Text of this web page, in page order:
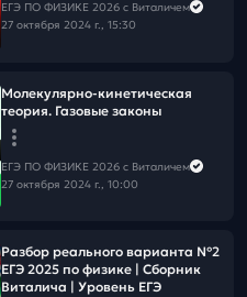
ЕГЭ ПО ФИЗИКЕ 2026 с Виталичем
27 октября 2024 г., 15:30
Молекулярно-кинетическая
теория. Газовые законы
ЕГЭ ПО ФИЗИКЕ 2026 с Виталичем
27 октября 2024 г., 10:00
Разбор реального варианта №2
ЕГЭ 2025 по физике | Сборник
Виталича | Уровень ЕГЭ